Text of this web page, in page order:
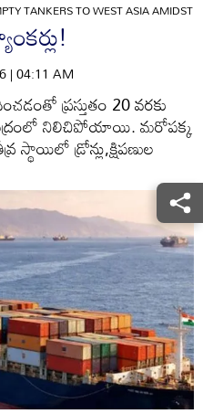
TANKERS TO WEST ASIA AMIDST
| 04:11 AM
ప్రస్తుతం 20 వరకు
నిలిచిపోయాయి. మరోపక్క
డ్రోన్లు,క్షిపణుల